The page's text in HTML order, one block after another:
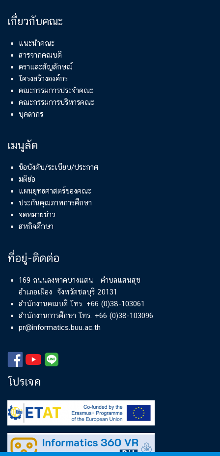
เกี่ยวกับคณะ
แนะนำคณะ
สารจากคณบดี
ตราและสัญลักษณ์
โครงสร้างองค์กร
คณะกรรมการประจำคณะ
คณะกรรมการบริหารคณะ
บุคลากร
เมนูลัด
ข้อบังคับ/ระเบียบ/ประกาศ
มติย่อ
แผนยุทธศาสตร์ของคณะ
ประกันคุณภาพการศึกษา
จดหมายข่าว
สหกิจศึกษา
ที่อยู่-ติดต่อ
169 ถนนลงหาดบางแสน ตำบลแสนสุข
อำเภอเมือง จังหวัดชลบุรี 20131
สำนักงานคณบดี โทร. +66 (0)38-103061
สำนักงานการศึกษา โทร. +66 (0)38-103096
pr@informatics.buu.ac.th
โปรเจค